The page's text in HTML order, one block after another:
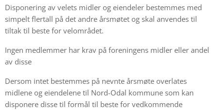
Disponering av velets midler og eiendeler bestemmes med
simpelt flertall på det andre årsmøtet og skal anvendes til
tiltak til beste for velområdet.
Ingen medlemmer har krav på foreningens midler eller andel
av disse
Dersom intet bestemmes på nevnte årsmøte overlates
midlene og eiendelene til Nord-Odal kommune som kan
disponere disse til formål til beste for vedkommende